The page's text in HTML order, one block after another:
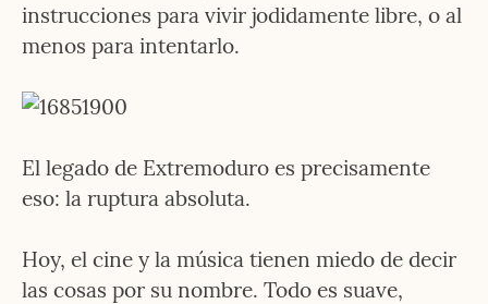
instrucciones para vivir jodidamente libre, o al
menos para intentarlo.
El legado de Extremoduro es precisamente
eso: la ruptura absoluta.
Hoy, el cine y la música tienen miedo de decir
las cosas por su nombre. Todo es suave,